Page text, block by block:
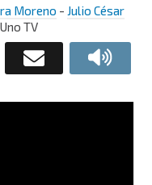
Moreno - Julio César
TV